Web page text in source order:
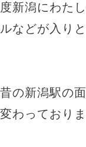
度新潟にわた
ルなどが入り
昔の新潟駅の
変わっており